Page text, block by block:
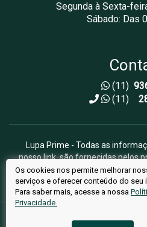
Segunda à Sexta-
Sábado: Das
(11)
(11)
Lupa Prime - Todas as
nosso link, são fornecidas pelos
alterações sem aviso prévio.
nossos
Os cookies nos permite melhorar
serviços e oferecer conteúdo do seu
Para saber mais, acesse a nossa
Privacidade.